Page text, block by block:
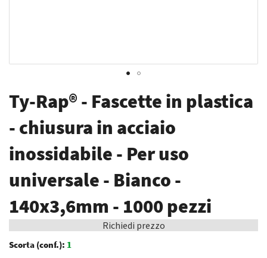
all'inizio
galleria
di
immagini
Ty-Rap® - Fascette in plastica
- chiusura in acciaio
inossidabile - Per uso
universale - Bianco -
140x3,6mm - 1000 pezzi
Richiedi prezzo
Scorta (conf.): 1